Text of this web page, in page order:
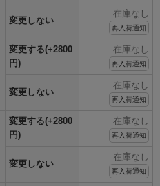
変更しない
在庫なし
再入荷通知
変更する(+2800
円)
在庫なし
再入荷通知
変更しない
在庫なし
再入荷通知
変更する(+2800
円)
在庫なし
再入荷通知
変更しない
在庫なし
再入荷通知